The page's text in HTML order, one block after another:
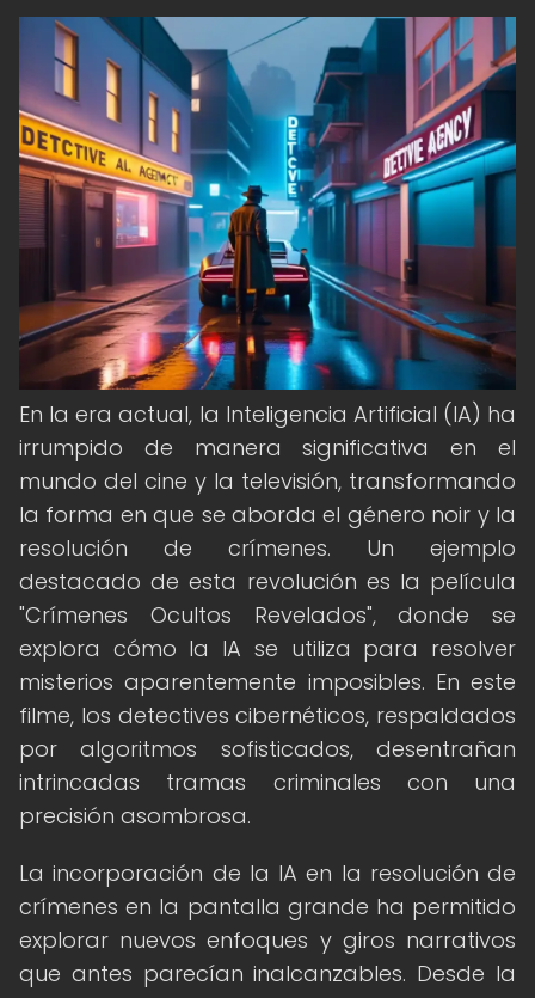
En la era actual, la Inteligencia Artificial (IA) ha
irrumpido de manera significativa en el
mundo del cine y la televisión, transformando
la forma en que se aborda el género noir y la
resolución de crímenes. Un ejemplo
destacado de esta revolución es la película
"Crímenes Ocultos Revelados", donde se
explora cómo la IA se utiliza para resolver
misterios aparentemente imposibles. En este
filme, los detectives cibernéticos, respaldados
por algoritmos sofisticados, desentrañan
intrincadas tramas criminales con una
precisión asombrosa.
La incorporación de la IA en la resolución de
crímenes en la pantalla grande ha permitido
explorar nuevos enfoques y giros narrativos
que antes parecían inalcanzables. Desde la